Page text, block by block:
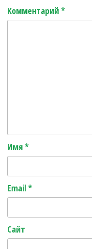
Комментарий *
Имя*
Email*
Сайт